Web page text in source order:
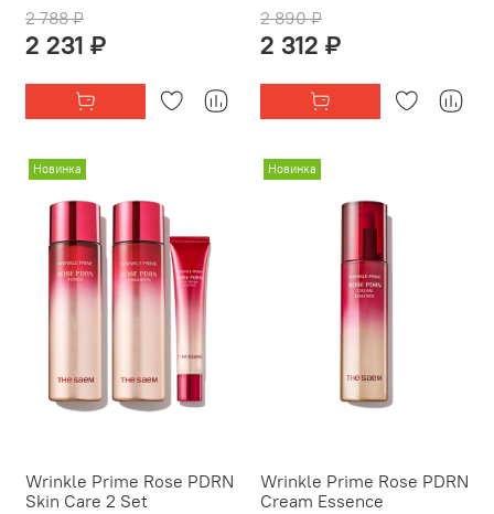
2 788 ₽
2 231 ₽
2 890 ₽
2 312 ₽
Новинка
Wrinkle Prime Rose PDRN
Skin Care 2 Set
Новинка
Wrinkle Prime Rose PDRN
Cream Essence